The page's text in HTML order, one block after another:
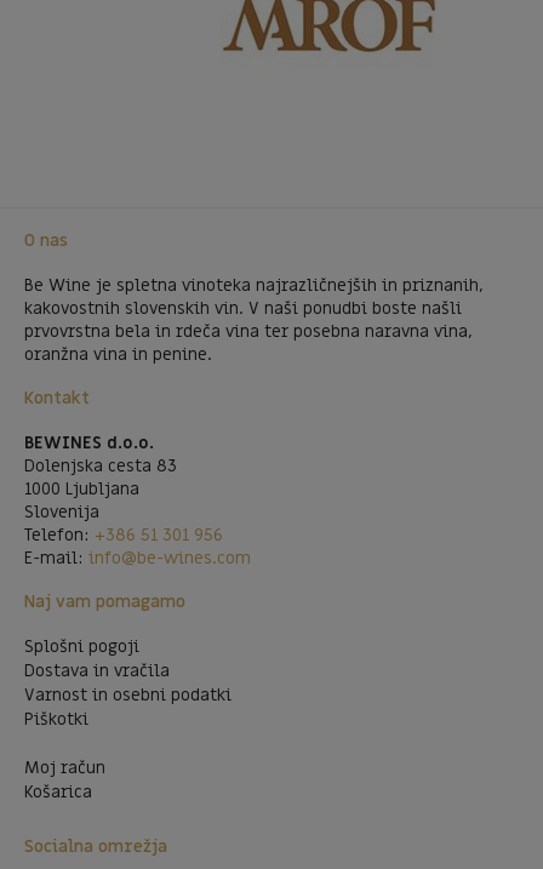
O nas
Be Wine je spletna vinoteka najrazličnejših in priznanih,
kakovostnih slovenskih vin. V naši ponudbi boste našli
prvovrstna bela in rdeča vina ter posebna naravna vina,
oranžna vina in penine.
Kontakt
BEWINES d.o.o.
Dolenjska cesta 83
1000 Ljubljana
Slovenija
Telefon: +386 51 301 956
E-mail: info@be-wines.com
Naj vam pomagamo
Splošni pogoji
Dostava in vračila
Varnost in osebni podatki
Piškotki
Moj račun
Košarica
Socialna omrežja